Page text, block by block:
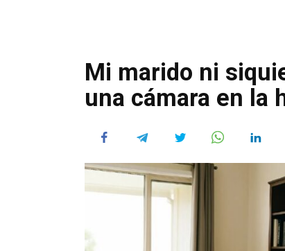
Mi marido ni
una cámara en la